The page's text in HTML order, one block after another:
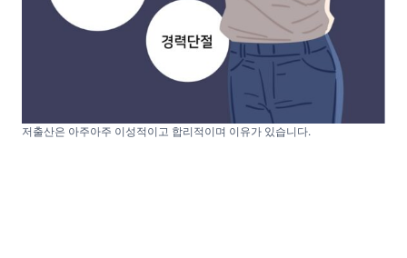
저출산은 아주아주 이성적이고 합리적이며 이유가 있습니다.